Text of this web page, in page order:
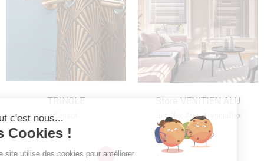
TRINGLE
VOIR LE PRODUIT
TRINGLE
Cessot
Store VENITIEN
VOIR LE PRODUIT
Store VENITIEN ALU
Luxaflex Ates Franciaflex
1 2
Salut c'est nous...
les Cookies !
Notre site utilise des cookies pour améliorer